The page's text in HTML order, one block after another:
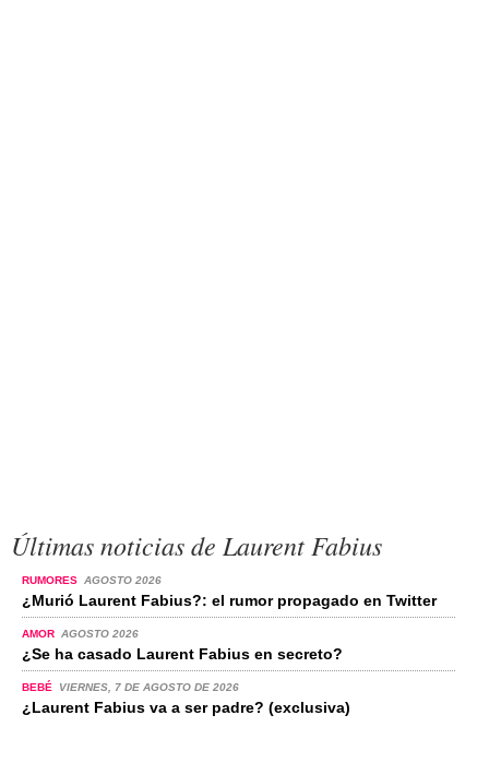
Últimas noticias de Laurent Fabius
RUMORES AGOSTO 2026
¿Murió Laurent Fabius?: el rumor propagado en Twitter
AMOR AGOSTO 2026
¿Se ha casado Laurent Fabius en secreto?
BEBÉ VIERNES, 7 DE AGOSTO DE 2026
¿Laurent Fabius va a ser padre? (exclusiva)